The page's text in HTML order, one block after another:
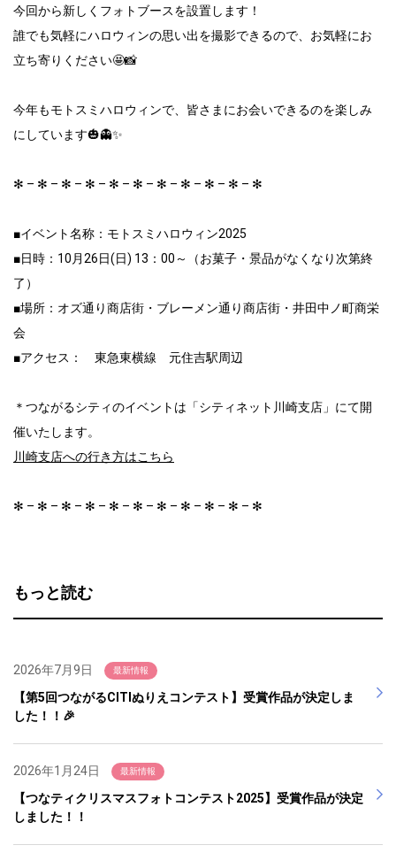
今回から新しくフォトブースを設置します！
誰でも気軽にハロウィンの思い出を撮影できるので、お気軽にお
立ち寄りください🤩📸
今年もモトスミハロウィンで、皆さまにお会いできるのを楽しみ
にしています🎃👻✨
✻ – ✻ – ✻ – ✻ – ✻ – ✻ – ✻ – ✻ – ✻ – ✻ – ✻
■イベント名称：モトスミハロウィン2025
■日時：10月26日(日) 13：00～（お菓子・景品がなくなり次第終
了）
■場所：オズ通り商店街・ブレーメン通り商店街・井田中ノ町商栄
会
■アクセス： 東急東横線 元住吉駅周辺
＊つながるシティのイベントは「シティネット川崎支店」にて開
催いたします。
川崎支店への行き方はこちら
✻ – ✻ – ✻ – ✻ – ✻ – ✻ – ✻ – ✻ – ✻ – ✻ – ✻
もっと読む
2026年7月9日 最新情報
【第5回つながるCITIぬりえコンテスト】受賞作品が決定しま
した！！🎉
2026年1月24日 最新情報
【つなティクリスマスフォトコンテスト2025】受賞作品が決定
しました！！